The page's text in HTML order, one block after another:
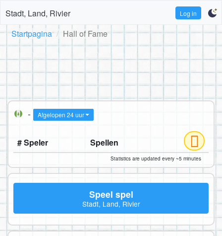
Stadt, Land, Rivier Log in
Startpagina Hall of Fame
- Afgelopen 24 uur
# Speler Spellen
Statistics are updated every ~5 minutes
Speel spel
Stadt, Land, Rivier